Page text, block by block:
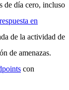
de día cero, incluso
en
de la actividad de
de amenazas.
con